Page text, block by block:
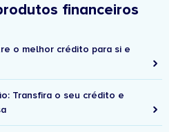
financeiros
o melhor crédito para si e
Transfira o seu crédito e